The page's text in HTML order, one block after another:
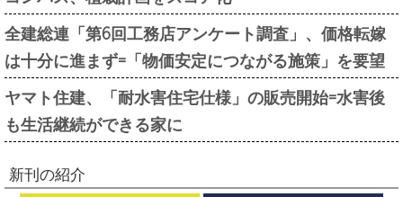
全建総連「第6回工務店アンケート調査」、価格転嫁
は十分に進まず=「物価安定につながる施策」を要望
ヤマト住建、「耐水害住宅仕様」の販売開始=水害後
も生活継続ができる家に
新刊の紹介